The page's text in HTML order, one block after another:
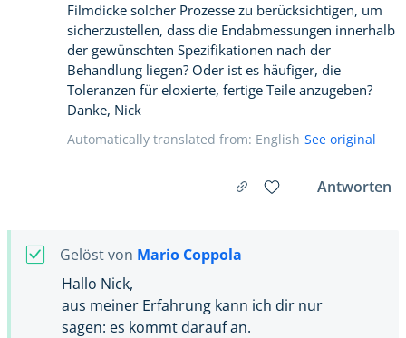
Filmdicke solcher Prozesse zu berücksichtigen, um
sicherzustellen, dass die Endabmessungen innerhalb
der gewünschten Spezifikationen nach der
Behandlung liegen? Oder ist es häufiger, die
Toleranzen für eloxierte, fertige Teile anzugeben?
Danke, Nick
Automatically translated from: English See original
Antworten
Gelöst von Mario Coppola
Hallo Nick,
aus meiner Erfahrung kann ich dir nur
sagen: es kommt darauf an.